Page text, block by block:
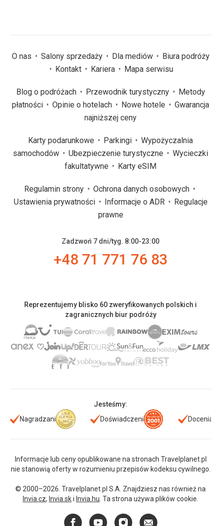
O nas Salony sprzedaży Dla mediów
Biura podróży
Kontakt
Kariera Mapa serwisu
Blog o podróżach Przewodnik turystyczny
Metody
płatności
Opinie o hotelach Nowe hotele
Gwarancja
najniższej ceny
Karty podarunkowe Parkingi
Wypożyczalnia
samochodów
Ubezpieczenie turystyczne
Wycieczki
fakultatywne
Karty eSIM
Regulamin strony
Ochrona danych osobowych
Ustawienia prywatności
Informacje o ADR
Regulacje
prawne
Zadzwoń 7 dni/tyg. 8:00-23:00
+48 71 771 76 83
Reprezentujemy blisko 60 zweryfikowanych polskich i
zagranicznych biur podróży
Jesteśmy:
Nagradzani
Doświadczeni Doceniani
Informacje lub ceny opublikowane na stronach Travelplanet.pl
nie stanowią oferty w rozumieniu przepisów kodeksu cywilnego.
© 2000–2026. Travelplanet.pl S.A. Znajdziesz nas również na
Invia.cz, Invia.ski Invia.hu . Ta strona używa plików cookie.